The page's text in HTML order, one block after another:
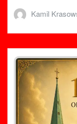
Kamil